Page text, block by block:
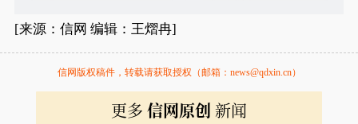
[来源：信网 编辑：王熠冉]
信网版权稿件，转载请获取授权（邮箱：news@qdxin.cn）
更多 信网原创 新闻